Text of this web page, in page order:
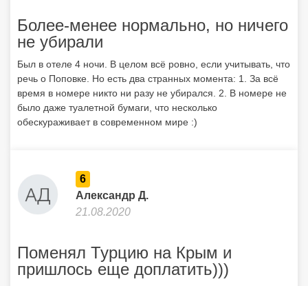
Более-менее нормально, но ничего
не убирали
Был в отеле 4 ночи. В целом всё ровно, если учитывать, что
речь о Поповке. Но есть два странных момента: 1. За всё
время в номере никто ни разу не убирался. 2. В номере не
было даже туалетной бумаги, что несколько
обескураживает в современном мире :)
6
Александр Д.
21.08.2020
Поменял Турцию на Крым и
пришлось еще доплатить)))